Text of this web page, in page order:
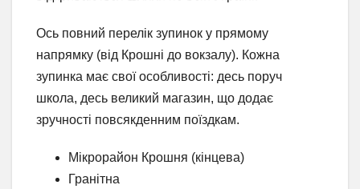
Ось повний перелік зупинок у прямому
напрямку (від Крошні до вокзалу). Кожна
зупинка має свої особливості: десь поруч
школа, десь великий магазин, що додає
зручності повсякденним поїздкам.
Мікрорайон Крошня (кінцева)
Гранітна